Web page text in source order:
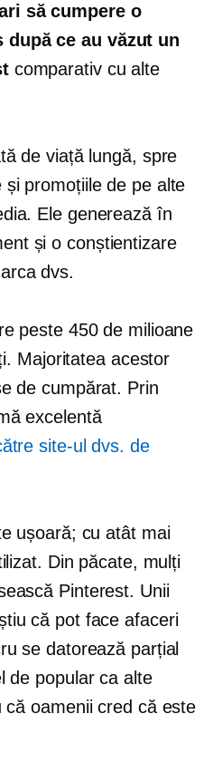
să cumpere o
după ce au văzut un
comparativ cu alte
de viață lungă, spre
promoțiile de pe alte
Ele generează în
și o conștientizare
dvs.
peste 450 de milioane
Majoritatea acestor
de cumpărat. Prin
excelentă
site-ul dvs. de
ușoară; cu atât mai
Din păcate, mulți
Pinterest. Unii
că pot face afaceri
se datorează parțial
de popular ca alte
oamenii cred că este